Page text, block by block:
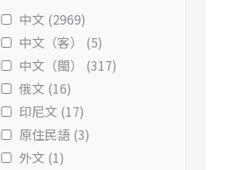
中文 (2969)
中文（客） (5)
中文（閩） (317)
俄文 (16)
印尼文 (17)
原住民語 (3)
外文 (1)